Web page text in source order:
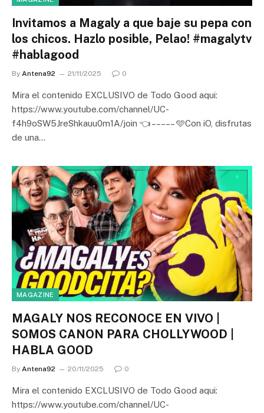
Invitamos a Magaly a que baje su pepa con
los chicos. Hazlo posible, Pelao! #magalytv
#hablagood
By Antena92 21/11/2025 0
Mira el contenido EXCLUSIVO de Todo Good aqui:
https://www.youtube.com/channel/UC-
f4h9oSW5JreShkauu0m1A/join 👈 – – – – – 🩵Con iO, disfrutas
de una…
MAGAZINE
MAGALY NOS RECONOCE EN VIVO |
SOMOS CANON PARA CHOLLYWOOD |
HABLA GOOD
By Antena92 20/11/2025 0
Mira el contenido EXCLUSIVO de Todo Good aqui:
https://www.youtube.com/channel/UC-